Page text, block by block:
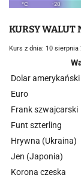
KURSY WALUT
Kurs z dnia: 10 sierpnia
Dolar amerykański
Euro
Frank szwajcarski
Funt szterling
Hrywna (Ukraina)
Jen (Japonia)
Korona czeska